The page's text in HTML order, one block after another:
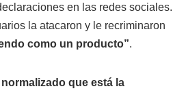
en las redes sociales.
la atacaron y le recriminaron
como un producto”.
que está la